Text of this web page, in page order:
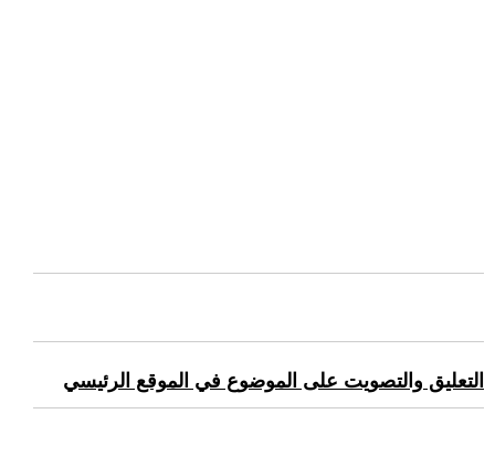
التعليق والتصويت على الموضوع في الموقع الرئيسي